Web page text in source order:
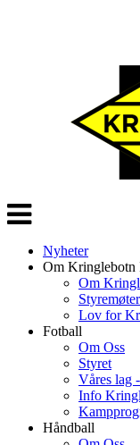
Veksle
navigasjon
Nyheter
Om Kringlebotn
Om
Lov for
Fotball
Om Oss
Styret
Våres lag
Info
Håndball